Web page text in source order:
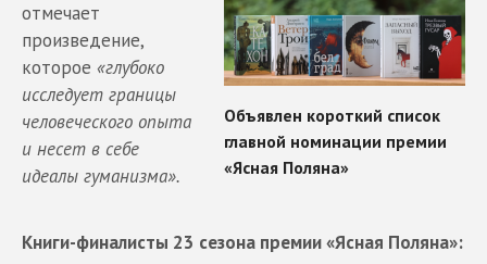
отмечает
произведение,
которое «глубоко
исследует границы
человеческого опыта
и несет в себе
идеалы гуманизма».
Книги-финалисты 23 сезона премии «Ясная Поляна»: